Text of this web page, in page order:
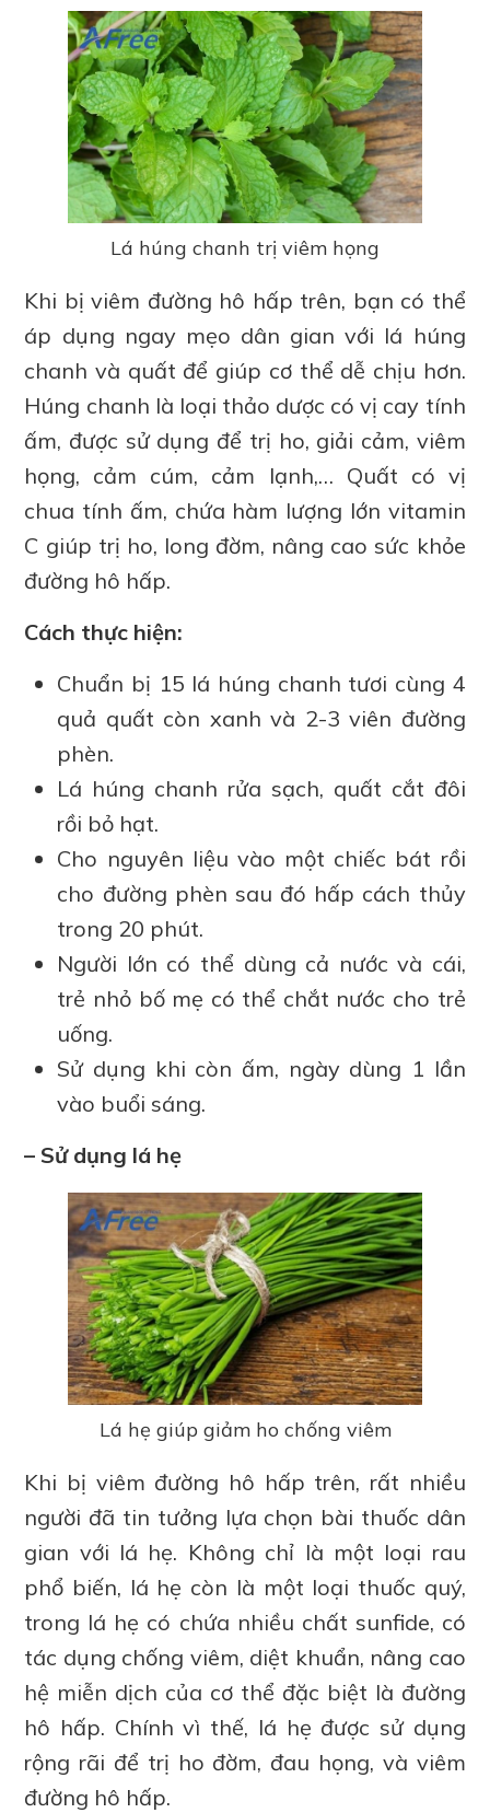
Lá húng chanh trị viêm họng
Khi bị viêm đường hô hấp trên, bạn có thể
áp dụng ngay mẹo dân gian với lá húng
chanh và quất để giúp cơ thể dễ chịu hơn.
Húng chanh là loại thảo dược có vị cay tính
ấm, được sử dụng để trị ho, giải cảm, viêm
họng, cảm cúm, cảm lạnh,… Quất có vị
chua tính ấm, chứa hàm lượng lớn vitamin
C giúp trị ho, long đờm, nâng cao sức khỏe
đường hô hấp.
Cách thực hiện:
Chuẩn bị 15 lá húng chanh tươi cùng 4
quả quất còn xanh và 2-3 viên đường
phèn.
Lá húng chanh rửa sạch, quất cắt đôi
rồi bỏ hạt.
Cho nguyên liệu vào một chiếc bát rồi
cho đường phèn sau đó hấp cách thủy
trong 20 phút.
Người lớn có thể dùng cả nước và cái,
trẻ nhỏ bố mẹ có thể chắt nước cho trẻ
uống.
Sử dụng khi còn ấm, ngày dùng 1 lần
vào buổi sáng.
– Sử dụng lá hẹ
Lá hẹ giúp giảm ho chống viêm
Khi bị viêm đường hô hấp trên, rất nhiều
người đã tin tưởng lựa chọn bài thuốc dân
gian với lá hẹ. Không chỉ là một loại rau
phổ biến, lá hẹ còn là một loại thuốc quý,
trong lá hẹ có chứa nhiều chất sunfide, có
tác dụng chống viêm, diệt khuẩn, nâng cao
hệ miễn dịch của cơ thể đặc biệt là đường
hô hấp. Chính vì thế, lá hẹ được sử dụng
rộng rãi để trị ho đờm, đau họng, và viêm
đường hô hấp.